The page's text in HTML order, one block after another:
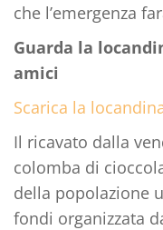
che l’emergenza
Guarda la
amici
Scarica la
Il ricavato dalla
colomba di
della popolazione
fondi organizzata